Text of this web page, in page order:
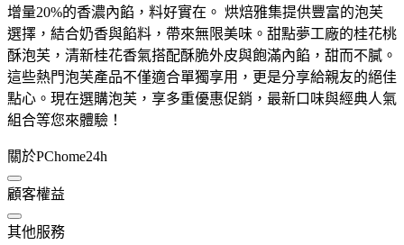
增量20%的香濃內餡，料好實在。 烘焙雅集提供豐富的泡芙
選擇，結合奶香與餡料，帶來無限美味。甜點夢工廠的桂花桃
酥泡芙，清新桂花香氣搭配酥脆外皮與飽滿內餡，甜而不膩。
這些熱門泡芙產品不僅適合單獨享用，更是分享給親友的絕佳
點心。現在選購泡芙，享多重優惠促銷，最新口味與經典人氣
組合等您來體驗！
關於PChome24h
顧客權益
其他服務